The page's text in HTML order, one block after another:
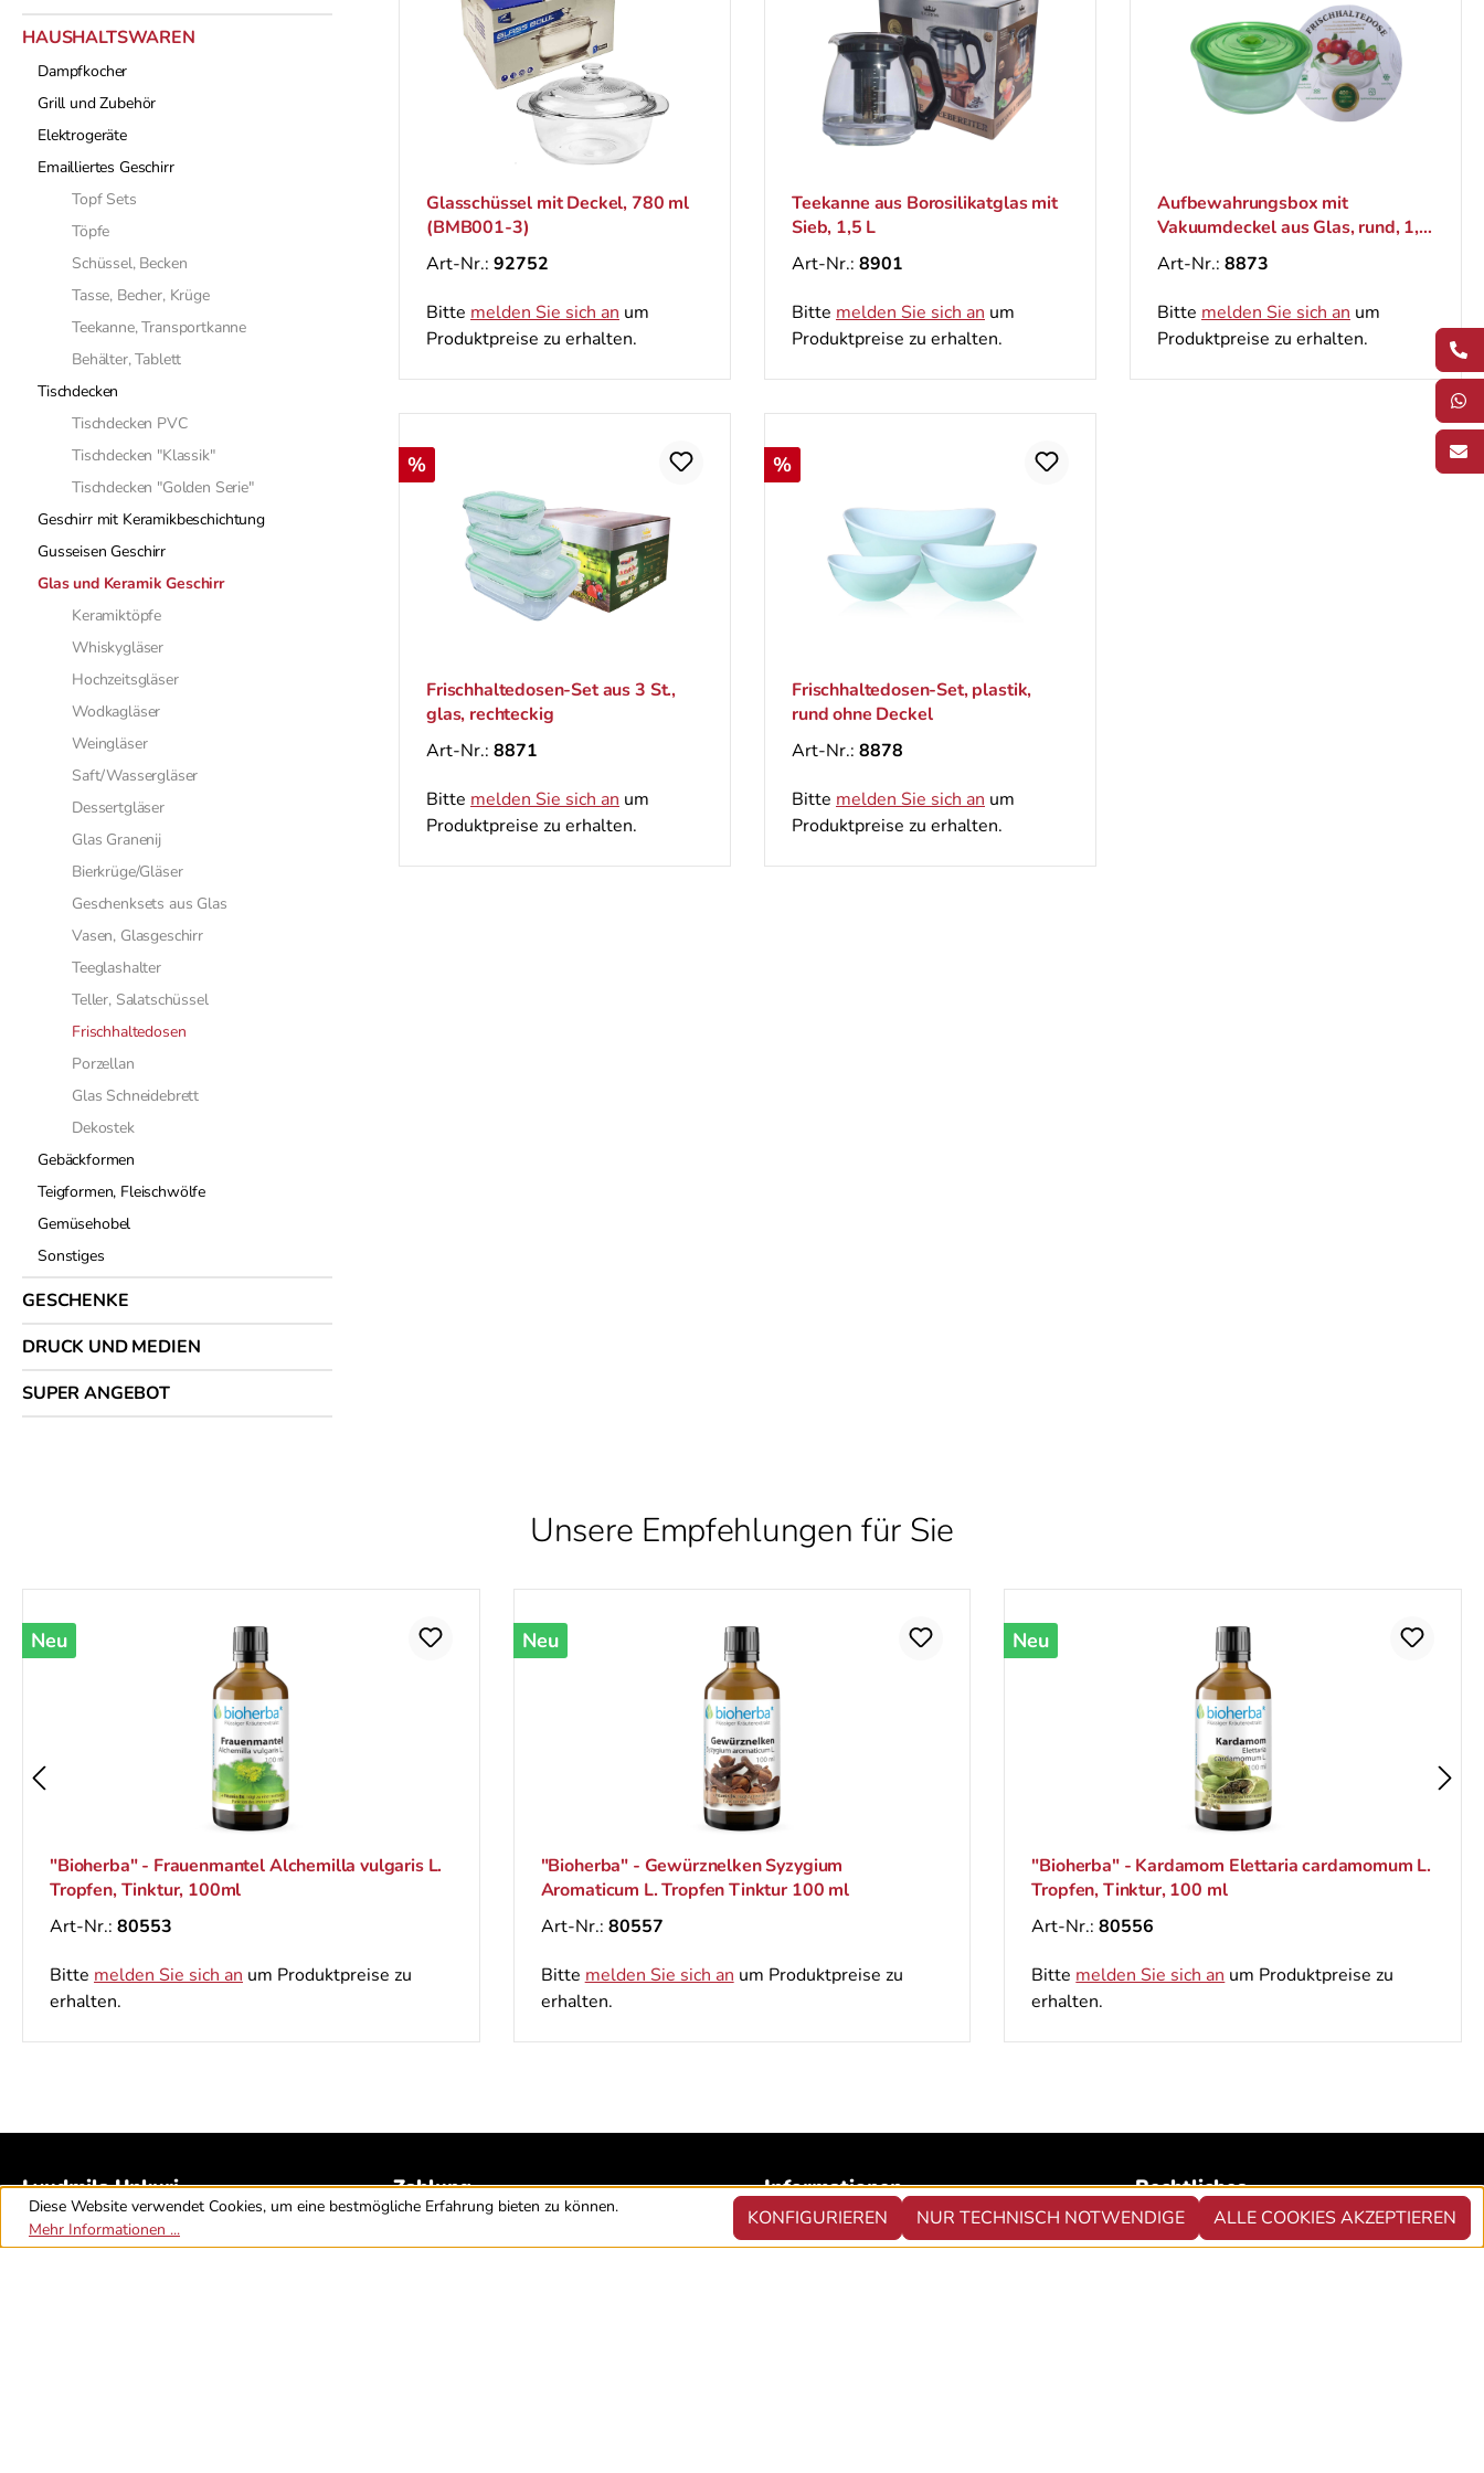
HAUSHALTSWAREN
Dampfkocher
Grill und Zubehör
Elektrogeräte
Emailliertes Geschirr
Topf Sets
Töpfe
Schüssel, Becken
Tasse, Becher, Krüge
Teekanne, Transportkanne
Behälter, Tablett
Tischdecken
Tischdecken PVC
Tischdecken "Klassik"
Tischdecken "Golden Serie"
Geschirr mit Keramikbeschichtung
Gusseisen Geschirr
Glas und Keramik Geschirr
Keramiktöpfe
Whiskygläser
Hochzeitsgläser
Wodkagläser
Weingläser
Saft/Wassergläser
Dessertgläser
Glas Granenij
Bierkrüge/Gläser
Geschenksets aus Glas
Vasen, Glasgeschirr
Teeglashalter
Teller, Salatschüssel
Frischhaltedosen
Porzellan
Glas Schneidebrett
Dekostek
Gebäckformen
Teigformen, Fleischwölfе
Gemüsehobel
Sonstiges
GESCHENKE
DRUCK UND MEDIEN
SUPER ANGEBOT
Glasschüssel mit Deckel, 780 ml
(BMB001-3)
Art-Nr.: 92752
Bitte melden Sie sich an um
Produktpreise zu erhalten.
Teekanne aus Borosilikatglas mit
Sieb, 1,5 L
Art-Nr.: 8901
Bitte melden Sie sich an um
Produktpreise zu erhalten.
Aufbewahrungsbox mit
Vakuumdeckel aus Glas, rund, 1,6
L
Art-Nr.: 8873
Bitte melden Sie sich an um
Produktpreise zu erhalten.
Rabatt
%
Frischhaltedosen-Set aus 3 St.,
glas, rechteckig
Art-Nr.: 8871
Bitte melden Sie sich an um
Produktpreise zu erhalten.
Rabatt
%
Frischhaltedosen-Set, plastik,
rund ohne Deckel
Art-Nr.: 8878
Bitte melden Sie sich an um
Produktpreise zu erhalten.
Unsere Empfehlungen für Sie
Neu
"Bioherba" - Frauenmantel Alchemilla vulgaris L.
Tropfen, Tinktur, 100ml
Art-Nr.: 80553
Bitte melden Sie sich an um Produktpreise zu
erhalten.
Neu
"Bioherba" - Gewürznelken Syzygium
Aromaticum L. Tropfen Tinktur 100 ml
Art-Nr.: 80557
Bitte melden Sie sich an um Produktpreise zu
erhalten.
Neu
"Bioherba" - Kardamom Elettaria cardamomum L.
Tropfen, Tinktur, 100 ml
Art-Nr.:80556
Bitte melden Sie sich an um Produktpreise zu
erhalten.
Lyudmila Unkuri
Unkuri Großhandel
Zahlung Informationen Rechtliches
Diese Website verwendet Cookies, um eine bestmögliche Erfahrung bieten zu können.
Mehr Informationen ...
NUR TECHNISCH NOTWENDIGE
KONFIGURIEREN ALLE COOKIES AKZEPTIEREN